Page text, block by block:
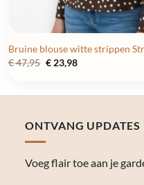
Bruine blouse witte strippen
€47,95 Oorspronkelijke
€23,98Huidige
ONTVANG UPDATES
Voeg flair toe aan je